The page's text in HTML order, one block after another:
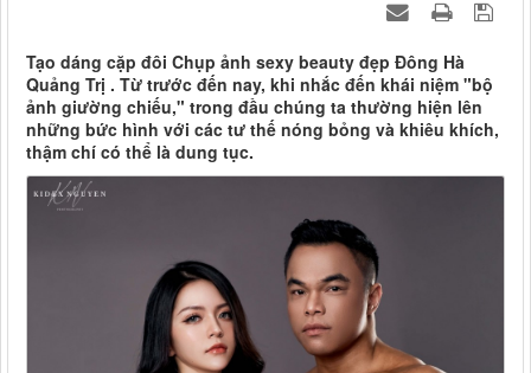
Tạo dáng cặp đôi Chụp ảnh sexy beauty đẹp Đông Hà
Quảng Trị . Từ trước đến nay, khi nhắc đến khái niệm "bộ
ảnh giường chiếu," trong đầu chúng ta thường hiện lên
những bức hình với các tư thế nóng bỏng và khiêu khích,
thậm chí có thể là dung tục.